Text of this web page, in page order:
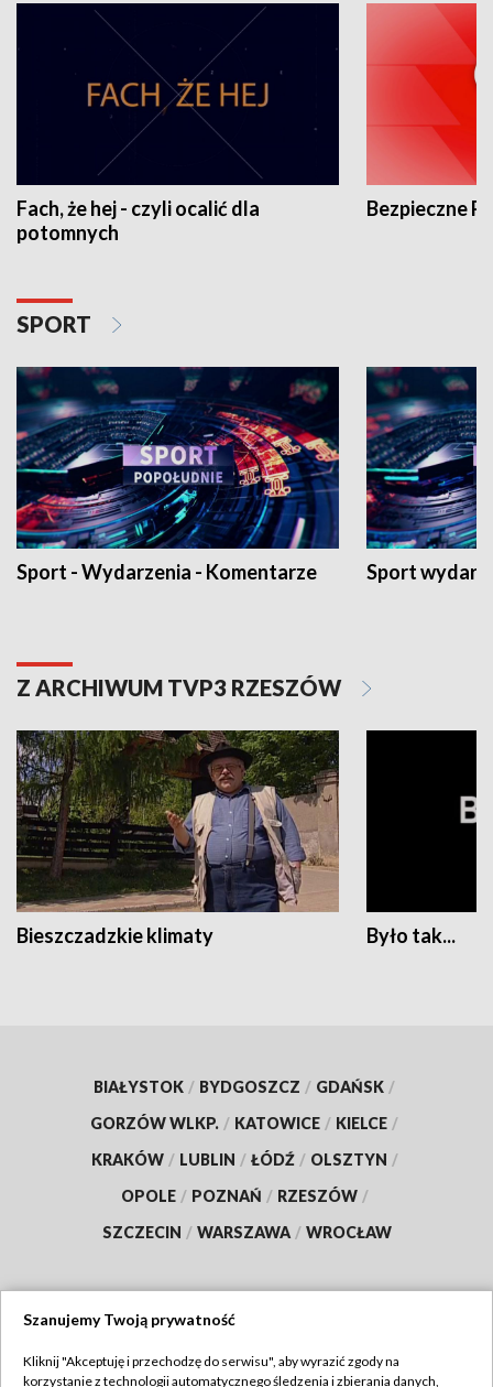
Fach, że hej - czyli ocalić dla
potomnych
Bezpieczne
SPORT
Sport - Wydarzenia - Komentarze Sport
Z ARCHIWUM TVP3 RZESZÓW
Bieszczadzkie klimaty Było tak...
BIAŁYSTOK / BYDGOSZCZ / GDAŃSK /
GORZÓW WLKP. / KATOWICE / KIELCE /
KRAKÓW / LUBLIN / ŁÓDŹ / OLSZTYN /
OPOLE / POZNAŃ / RZESZÓW /
SZCZECIN / WARSZAWA / WROCŁAW
Szanujemy Twoją prywatność
Kliknij "Akceptuję i przechodzę do serwisu", aby wyrazić zgody na
korzystanie z technologii automatycznego śledzenia i zbierania danych,